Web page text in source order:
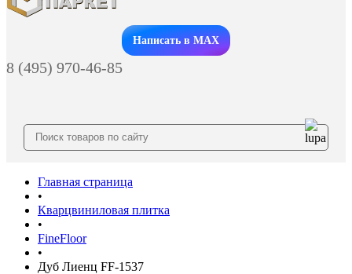
Заказать звонок
Написать в MAX
8 (495) 970-46-85
Главная страница
•
Кварцвиниловая плитка
•
FineFloor
•
Дуб Лиенц FF-1537